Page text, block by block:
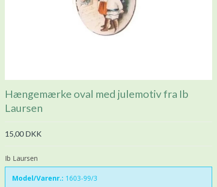
Hængemærke oval med julemotiv fra Ib
Laursen
15,00 DKK
Ib Laursen
Model/Varenr.: 1603-99/3